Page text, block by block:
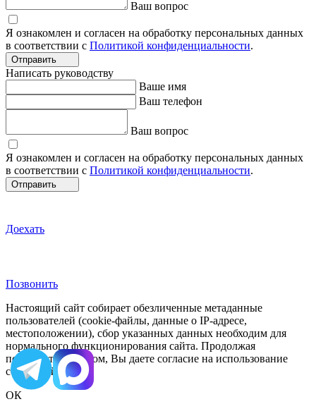
Ваш вопрос
Я ознакомлен и согласен на обработку персональных данных
в соответствии с Политикой конфиденциальности.
Отправить
Написать руководству
Ваше имя
Ваш телефон
Ваш вопрос
Я ознакомлен и согласен на обработку персональных данных
в соответствии с Политикой конфиденциальности.
Отправить
Доехать
Позвонить
Настоящий сайт собирает обезличенные метаданные
пользователей (cookie-файлы, данные о IP-адресе,
местоположении), сбор указанных данных необходим для
нормального функционирования сайта. Продолжая
пользоваться сайтом, Вы даете согласие на использование
cookie-файлов.
ОК